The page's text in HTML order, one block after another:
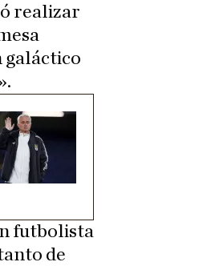
realizar
galáctico
futbolista
de